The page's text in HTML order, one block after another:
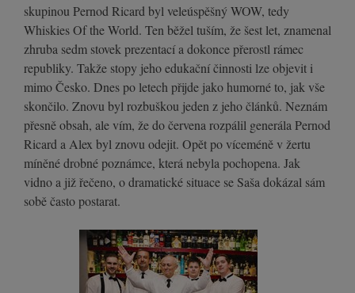
skupinou Pernod Ricard byl veleúspěšný WOW, tedy
Whiskies Of the World. Ten běžel tuším, že šest let, znamenal
zhruba sedm stovek prezentací a dokonce přerostl rámec
republiky. Takže stopy jeho edukační činnosti lze objevit i
mimo Česko. Dnes po letech přijde jako humorné to, jak vše
skončilo. Znovu byl rozbuškou jeden z jeho článků. Neznám
přesně obsah, ale vím, že do červena rozpálil generála Pernod
Ricard a Alex byl znovu odejit. Opět po víceméně v žertu
míněné drobné poznámce, která nebyla pochopena. Jak
vidno a již řečeno, o dramatické situace se Saša dokázal sám
sobě často postarat.